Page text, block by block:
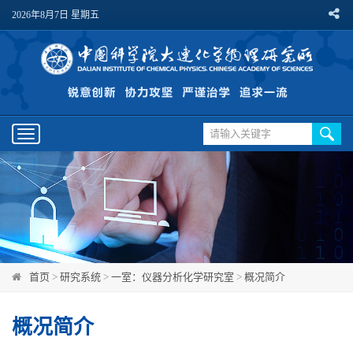
2026年8月7日 星期五
Toggle
navigation
首页 > 研究系统 > 一室：仪器分析化学研究室 > 概况简介
概况简介